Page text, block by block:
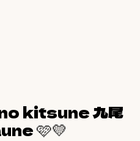
kitsune 九尾
🩷💛